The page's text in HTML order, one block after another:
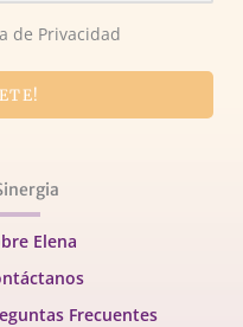
de Privacidad
Elena
Frecuentes